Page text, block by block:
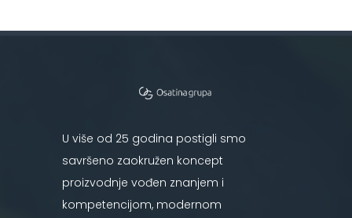
U više od 25 godina postigli smo
savršeno zaokružen koncept
proizvodnje vođen znanjem i
kompetencijom, modernom